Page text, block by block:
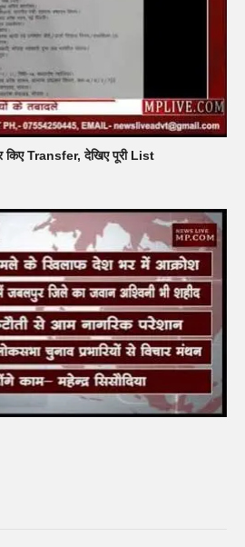
किए Transfer, देखिए पूरी List